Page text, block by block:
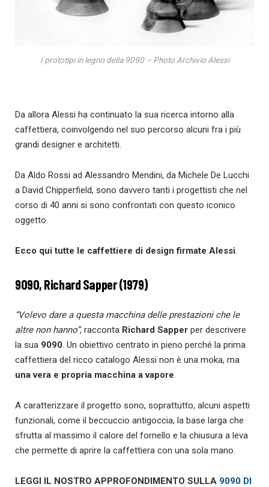
I prototipi in legno della 9090 – Photo Archivio Alessi
Da allora Alessi ha continuato la sua ricerca intorno alla
caffettiera, coinvolgendo nel suo percorso alcuni fra i più
grandi designer e architetti.
Da Aldo Rossi ad Alessandro Mendini, da Michele De Lucchi
a David Chipperfield, sono davvero tanti i progettisti che nel
corso di 40 anni si sono confrontati con questo iconico
oggetto.
Ecco qui tutte le caffettiere di design firmate Alessi.
9090, Richard Sapper (1979)
“Volevo dare a questa macchina delle prestazioni che le
altre non hanno”, racconta Richard Sapper per descrivere
la sua 9090 . Un obiettivo centrato in pieno perché la prima
caffettiera del ricco catalogo Alessi non è una moka, ma
una vera e propria macchina a vapore
A caratterizzare il progetto sono, soprattutto, alcuni aspetti
funzionali, come il beccuccio antigoccia, la base larga che
sfrutta al massimo il calore del fornello e la chiusura a leva
che permette di aprire la caffettiera con una sola mano.
LEGGI IL NOSTRO APPROFONDIMENTO SULLA 9090 DI